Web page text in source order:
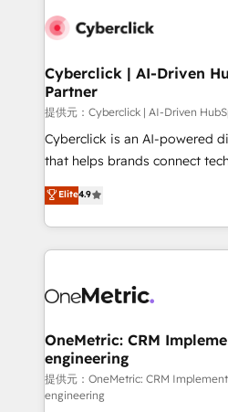
Cyberclick | AI-Driven
Partner
提供元：Cyberclick | AI-Driven
Cyberclick is an AI-powered
that helps brands connect
creativity to achieve
Barcelona and operating
the UK, we support global
smarter marketing, sales, and
Iberia (Spain & Portugal), we
growth. Our multidisciplinary
that simplify complexity,
turn innovation into real impact. 🌍
HubSpot Partner since 2012 •
Elite4.9
OneMetric: CRM
engineering
提供元：OneMetric: CRM
engineering